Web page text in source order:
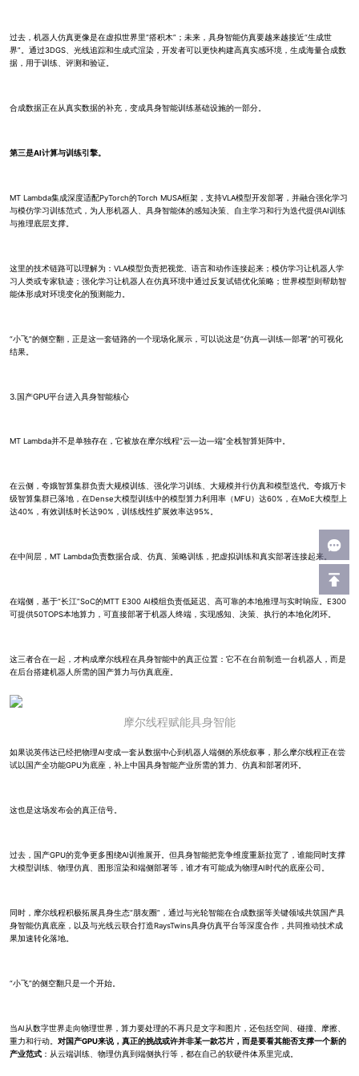
过去，机器人仿真更像是在虚拟世界里“搭积木”；未来，具身智能仿真要越来越接近“生成世
界”。通过3DGS、光线追踪和生成式渲染，开发者可以更快构建高真实感环境，生成海量合成数
据，用于训练、评测和验证。
合成数据正在从真实数据的补充，变成具身智能训练基础设施的一部分。
第三是AI计算与训练引擎。
MT Lambda集成深度适配PyTorch的Torch MUSA框架，支持VLA模型开发部署，并融合强化学习
与模仿学习训练范式，为人形机器人、具身智能体的感知决策、自主学习和行为迭代提供AI训练
与推理底层支撑。
这里的技术链路可以理解为：VLA模型负责把视觉、语言和动作连接起来；模仿学习让机器人学
习人类或专家轨迹；强化学习让机器人在仿真环境中通过反复试错优化策略；世界模型则帮助智
能体形成对环境变化的预测能力。
“小飞”的侧空翻，正是这一套链路的一个现场化展示，可以说这是“仿真—训练—部署”的可视化
结果。
3.国产GPU平台进入具身智能核心
MT Lambda并不是单独存在，它被放在摩尔线程“云—边—端”全栈智算矩阵中。
在云侧，夸娥智算集群负责大规模训练、强化学习训练、大规模并行仿真和模型迭代。夸娥万卡
级智算集群已落地，在Dense大模型训练中的模型算力利用率（MFU）达60%，在MoE大模型上
达40%，有效训练时长达90%，训练线性扩展效率达95%。
在中间层，MT Lambda负责数据合成、仿真、策略训练，把虚拟训练和真实部署连接起来。
在端侧，基于“长江”SoC的MTT E300 AI模组负责低延迟、高可靠的本地推理与实时响应。E300
可提供50TOPS本地算力，可直接部署于机器人终端，实现感知、决策、执行的本地化闭环。
这三者合在一起，才构成摩尔线程在具身智能中的真正位置：它不在台前制造一台机器人，而是
在后台搭建机器人所需的国产算力与仿真底座。
摩尔线程赋能具身智能
如果说英伟达已经把物理AI变成一套从数据中心到机器人端侧的系统叙事，那么摩尔线程正在尝
试以国产全功能GPU为底座，补上中国具身智能产业所需的算力、仿真和部署闭环。
这也是这场发布会的真正信号。
过去，国产GPU的竞争更多围绕AI训推展开。但具身智能把竞争维度重新拉宽了，谁能同时支撑
大模型训练、物理仿真、图形渲染和端侧部署等，谁才有可能成为物理AI时代的底座公司。
同时，摩尔线程积极拓展具身生态“朋友圈”，通过与光轮智能在合成数据等关键领域共筑国产具
身智能仿真底座，以及与光线云联合打造RaysTwins具身仿真平台等深度合作，共同推动技术成
果加速转化落地。
“小飞”的侧空翻只是一个开始。
当AI从数字世界走向物理世界，算力要处理的不再只是文字和图片，还包括空间、碰撞、摩擦、
重力和行动。 对国产GPU来说，真正的挑战或许并非某一款芯片，而是要看其能否支撑一个新的
产业范式：从云端训练、物理仿真到端侧执行等，都在自己的软硬件体系里完成。